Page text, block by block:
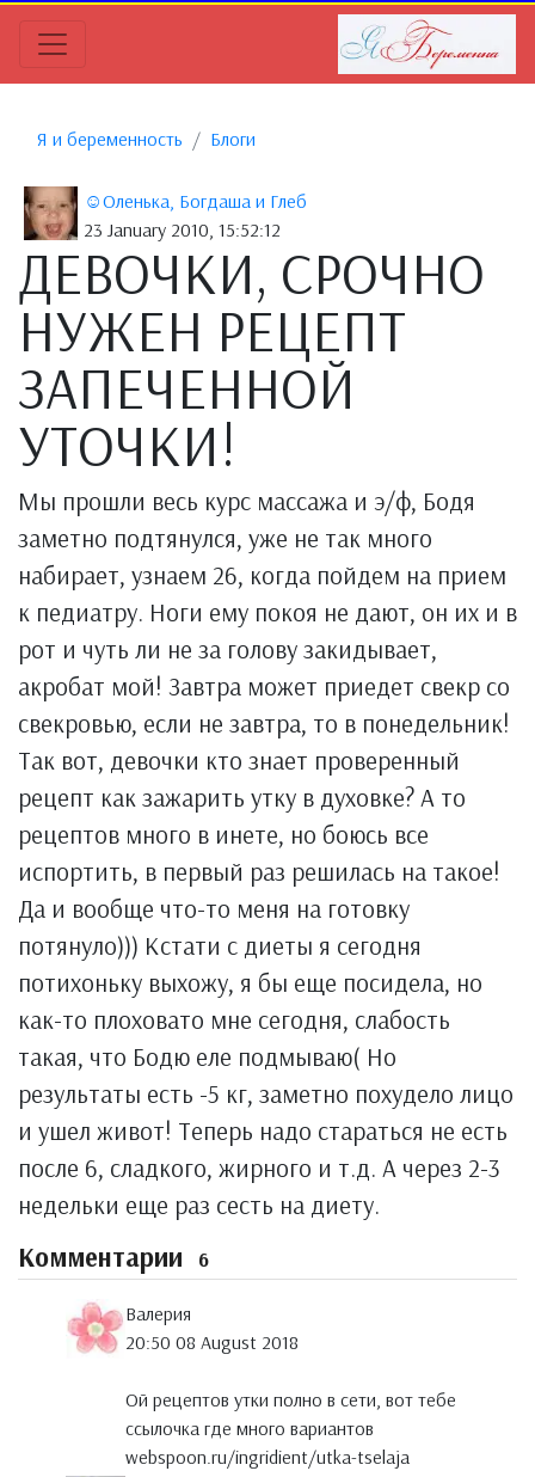
Я и беременность Блоги
☺Оленька, Богдаша и Глеб
23 January 2010, 15:52:12
ДЕВОЧКИ, СРОЧНО
НУЖЕН РЕЦЕПТ
ЗАПЕЧЕННОЙ
УТОЧКИ!
Мы прошли весь курс массажа и э/ф, Бодя
заметно подтянулся, уже не так много
набирает, узнаем 26, когда пойдем на прием
к педиатру. Ноги ему покоя не дают, он их и в
рот и чуть ли не за голову закидывает,
акробат мой! Завтра может приедет свекр со
свекровью, если не завтра, то в понедельник!
Так вот, девочки кто знает проверенный
рецепт как зажарить утку в духовке? А то
рецептов много в инете, но боюсь все
испортить, в первый раз решилась на такое!
Да и вообще что-то меня на готовку
потянуло))) Кстати с диеты я сегодня
потихоньку выхожу, я бы еще посидела, но
как-то плоховато мне сегодня, слабость
такая, что Бодю еле подмываю( Но
результаты есть -5 кг, заметно похудело лицо
и ушел живот! Теперь надо стараться не есть
после 6, сладкого, жирного и т.д. А через 2-3
недельки еще раз сесть на диету.
Комментарии 6
Валерия
20:50 08 August 2018
Ой рецептов утки полно в сети, вот тебе
ссылочка где много вариантов
webspoon.ru/ingridient/utka-tselaja